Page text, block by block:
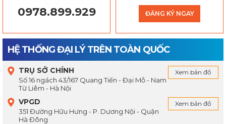
0978.899.929 ĐĂNG KÝ NGAY
HỆ THỐNG ĐẠI LÝ TRÊN TOÀN QUỐC
Xem bản đồ
TRỤ SỞ CHÍNH
Số 16 ngách 43/167 Quang Tiến - Đại Mỗ - Nam
Từ Liêm - Hà Nội
Xem bản đồ
VPGD
351 Đường Hữu Hưng - P. Dương Nội - Quận
Hà Đông